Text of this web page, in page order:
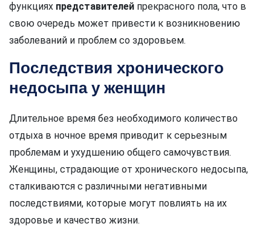
функциях представителей прекрасного пола, что в
свою очередь может привести к возникновению
заболеваний и проблем со здоровьем.
Последствия хронического
недосыпа у женщин
Длительное время без необходимого количество
отдыха в ночное время приводит к серьезным
проблемам и ухудшению общего самочувствия.
Женщины, страдающие от хронического недосыпа,
сталкиваются с различными негативными
последствиями, которые могут повлиять на их
здоровье и качество жизни.